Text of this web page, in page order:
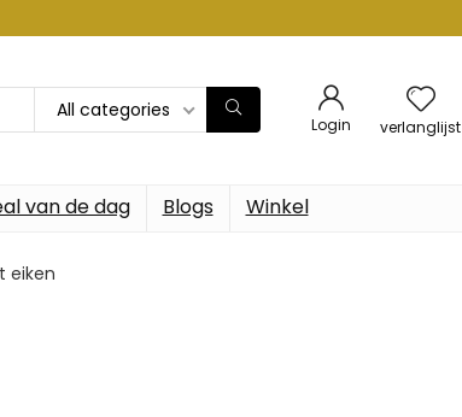
All categories
Login verlanglijst
van de dag Blogs Winkel
eiken